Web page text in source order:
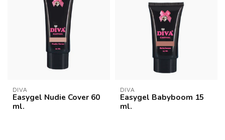
DIVA
Easygel Nudie Cover 60
ml.
DIVA
Easygel Babyboom 15
ml.